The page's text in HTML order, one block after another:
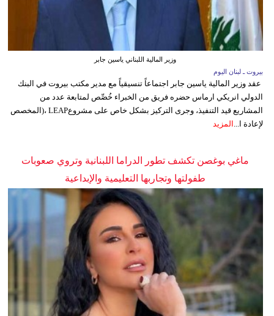
وزير المالية اللبناني ياسين جابر
بيروت ـ لبنان اليوم
عقد وزير المالية ياسين جابر اجتماعاً تنسيقياً مع مدير مكتب بيروت في البنك
الدولي انريكي ارماس حضره فريق من الخبراء خُصِّص لمتابعة عدد من
المشاريع قيد التنفيذ، وجرى التركيز بشكل خاص على مشروعLEAP ،(المخصص
لإعادة ا... المزيد
ماغي بوغصن تكشف تطور الدراما اللبنانية وتروي صعوبات
طفولتها وتجاربها التعليمية والإبداعية